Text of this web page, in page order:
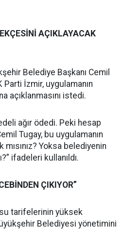
AÇIKLAYACAK
Belediye Başkanı Cemil
Parti İzmir, uygulamanın
açıklanmasını istedi.
ağır ödedi. Peki hesap
Tugay, bu uygulamanın
Yoksa belediyenin
ifadeleri kullanıldı.
ÇIKIYOR”
tarifelerinin yüksek
Belediyesi yönetimini